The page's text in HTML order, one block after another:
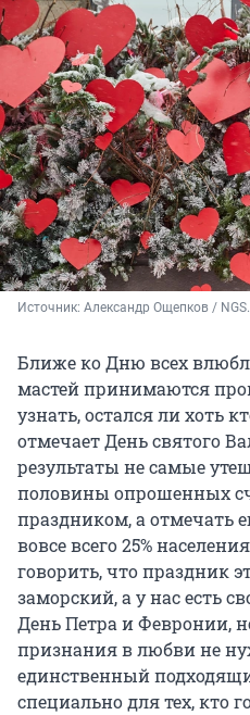
Источник: Александр Ощепков /
Ближе ко Дню всех
мастей принимаются
узнать, остался ли хоть
отмечает День святого
результаты не самые
половины опрошенных
праздником, а отмечать
вовсе всего 25%
говорить, что праздник
заморский, а у нас есть
День Петра и Февронии,
признания в любви не
единственный
специально для тех, кто